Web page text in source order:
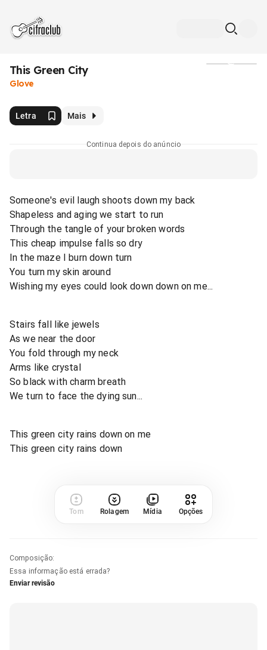
This Green City
Glove
Letra Mais
Continua depois do anúncio
Someone's evil laugh shoots down my back
Shapeless and aging we start to run
Through the tangle of your broken words
This cheap impulse falls so dry
In the maze I burn down turn
You turn my skin around
Wishing my eyes could look down down on me...
Stairs fall like jewels
As we near the door
You fold through my neck
Arms like crystal
So black with charm breath
We turn to face the dying sun...
This green city rains down on me
This green city rains down
Tom Rolagem Mídia Opções
Composição:
Essa informação está errada?
Enviar revisão